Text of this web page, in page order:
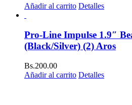
Añadir al carrito Detalles
Pro-Line Impulse 1.9″
(Black/Silver) (2) Aros
Bs.200.00
Añadir al carrito Detalles